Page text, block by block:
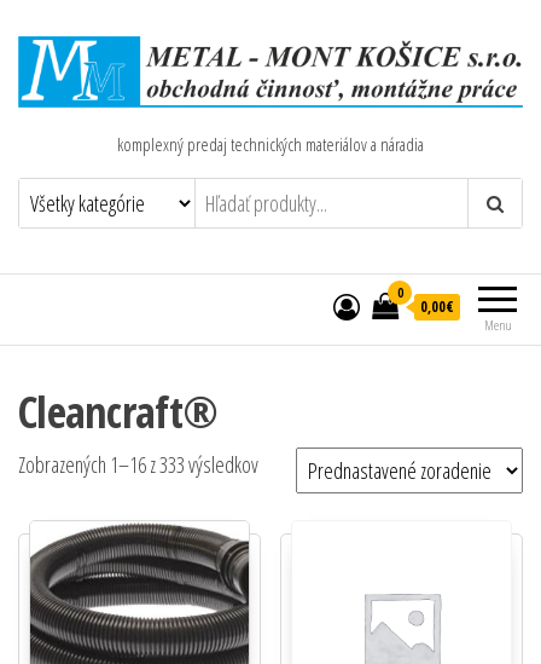
komplexný predaj technických materiálov a náradia
Menu
0
0,00€
Cleancraft®
Zobrazených 1–16 z 333 výsledkov